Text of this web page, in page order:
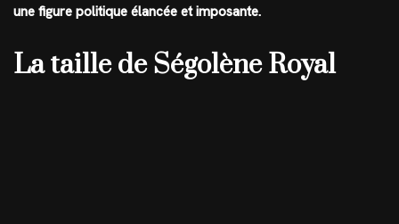
une figure politique élancée et imposante.
La taille de Ségolène Royal